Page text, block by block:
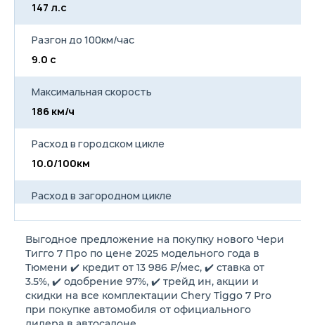
147 л.с
Разгон до 100км/час
9.0 с
Максимальная скорость
186 км/ч
Расход в городском цикле
10.0/100км
Расход в загородном цикле
Расход в смешанном цикле
8.0/100км
Объем топливного бака
51 л
Выгодное предложение на покупку нового Чери
Тигго 7 Про по цене 2025 модельного года в
Тюмени ✔️ кредит от 13 986 ₽/мес, ✔️ ставка от
3.5%, ✔️ одобрение 97%, ✔️ трейд ин, акции и
скидки на все комплектации Chery Tiggo 7 Pro
при покупке автомобиля от официального